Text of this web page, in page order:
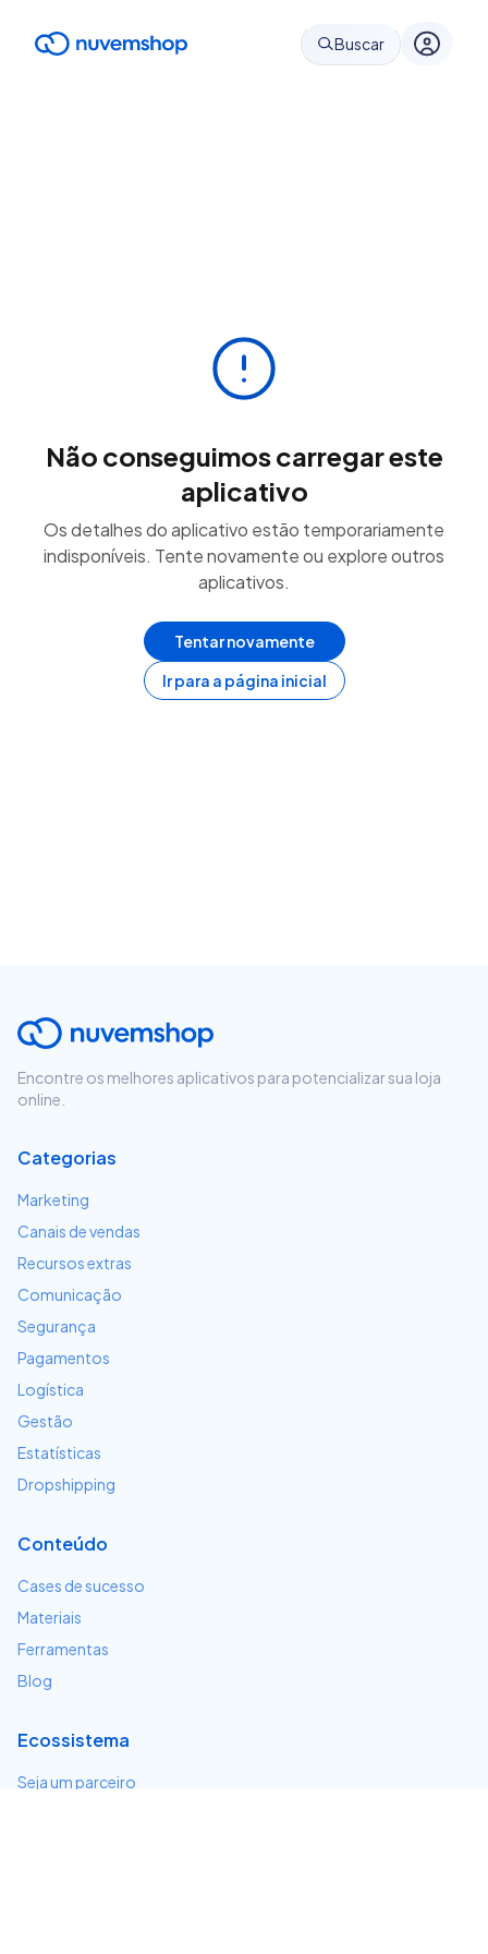
Buscar
Não conseguimos carregar este
aplicativo
Os detalhes do aplicativo estão temporariamente
indisponíveis. Tente novamente ou explore outros
aplicativos.
Tentar novamente
Ir para a página inicial
Encontre os melhores aplicativos para potencializar sua loja
online.
Categorias
Marketing
Canais de vendas
Recursos extras
Comunicação
Segurança
Pagamentos
Logística
Gestão
Estatísticas
Dropshipping
Conteúdo
Cases de sucesso
Materiais
Ferramentas
Blog
Ecossistema
Seja um parceiro